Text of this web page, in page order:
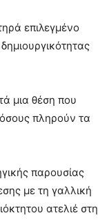
επιλεγμένο
μια θέση που
πληρούν τα
παρουσίας
με τη γαλλική
ατελιέ στη